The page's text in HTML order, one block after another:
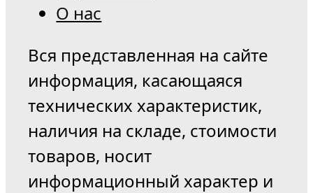
О нас
Вся представленная на сайте
информация, касающаяся
технических характеристик,
наличия на складе, стоимости
товаров, носит
информационный характер и